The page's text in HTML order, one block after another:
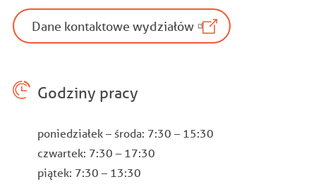
Dane kontaktowe wydziałów
Godziny pracy
poniedziałek – środa: 7:30 – 15:30
czwartek: 7:30 – 17:30
piątek: 7:30 – 13:30